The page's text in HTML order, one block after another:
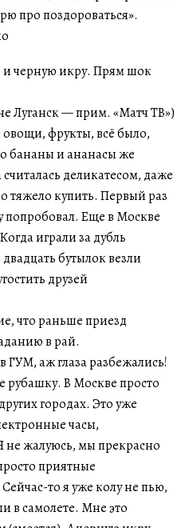
черную икру. Прям шок
Луганск — прим. «Матч ТВ»)
фрукты, всё было,
бананы и ананасы же
деликатесом, даже
тяжело купить. Первый раз
попробовал. Еще в Москве
играли за дубль
бутылок везли
друзей
что раньше приезд
в рай.
ГУМ, аж глаза разбежались!
рубашку. В Москве просто
городах. Это уже
часы,
жалуюсь, мы прекрасно
приятные
то я уже колу не пью,
в самолете. Мне это